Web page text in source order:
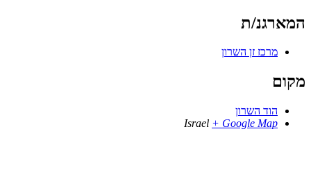
המארגנ/ת
מרכז זן השרון
מקום
הוד השרון
Israel + Google Map